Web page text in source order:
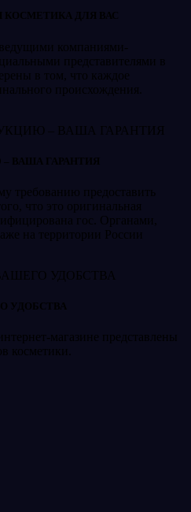
КОСМЕТИКА ДЛЯ ВАС
компаниями-
представителями в
в том, что каждое
происхождения.
ВАША ГАРАНТИЯ
предоставить
что это оригинальная
гос. Органами,
на территории России
УДОБСТВА
магазине представлены
косметики.